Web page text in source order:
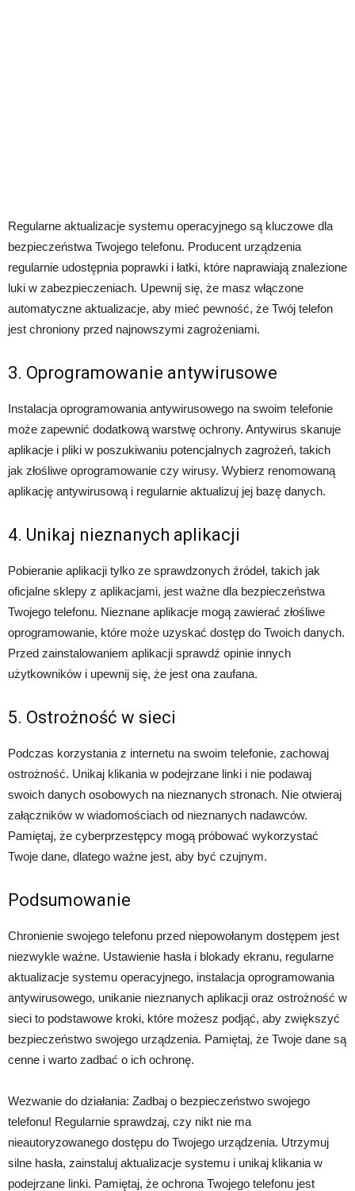
Regularne aktualizacje systemu operacyjnego są kluczowe dla
bezpieczeństwa Twojego telefonu. Producent urządzenia
regularnie udostępnia poprawki i łatki, które naprawiają znalezione
luki w zabezpieczeniach. Upewnij się, że masz włączone
automatyczne aktualizacje, aby mieć pewność, że Twój telefon
jest chroniony przed najnowszymi zagrożeniami.
3. Oprogramowanie antywirusowe
Instalacja oprogramowania antywirusowego na swoim telefonie
może zapewnić dodatkową warstwę ochrony. Antywirus skanuje
aplikacje i pliki w poszukiwaniu potencjalnych zagrożeń, takich
jak złośliwe oprogramowanie czy wirusy. Wybierz renomowaną
aplikację antywirusową i regularnie aktualizuj jej bazę danych.
4. Unikaj nieznanych aplikacji
Pobieranie aplikacji tylko ze sprawdzonych źródeł, takich jak
oficjalne sklepy z aplikacjami, jest ważne dla bezpieczeństwa
Twojego telefonu. Nieznane aplikacje mogą zawierać złośliwe
oprogramowanie, które może uzyskać dostęp do Twoich danych.
Przed zainstalowaniem aplikacji sprawdź opinie innych
użytkowników i upewnij się, że jest ona zaufana.
5. Ostrożność w sieci
Podczas korzystania z internetu na swoim telefonie, zachowaj
ostrożność. Unikaj klikania w podejrzane linki i nie podawaj
swoich danych osobowych na nieznanych stronach. Nie otwieraj
załączników w wiadomościach od nieznanych nadawców.
Pamiętaj, że cyberprzestępcy mogą próbować wykorzystać
Twoje dane, dlatego ważne jest, aby być czujnym.
Podsumowanie
Chronienie swojego telefonu przed niepowołanym dostępem jest
niezwykle ważne. Ustawienie hasła i blokady ekranu, regularne
aktualizacje systemu operacyjnego, instalacja oprogramowania
antywirusowego, unikanie nieznanych aplikacji oraz ostrożność w
sieci to podstawowe kroki, które możesz podjąć, aby zwiększyć
bezpieczeństwo swojego urządzenia. Pamiętaj, że Twoje dane są
cenne i warto zadbać o ich ochronę.
Wezwanie do działania: Zadbaj o bezpieczeństwo swojego
telefonu! Regularnie sprawdzaj, czy nikt nie ma
nieautoryzowanego dostępu do Twojego urządzenia. Utrzymuj
silne hasła, zainstaluj aktualizacje systemu i unikaj klikania w
podejrzane linki. Pamiętaj, że ochrona Twojego telefonu jest